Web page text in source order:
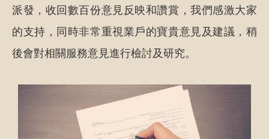
派發，收回數百份意見反映和讚賞，我們感激大家
的支持，同時非常重視業戶的寶貴意見及建議，稍
後會對相關服務意見進行檢討及研究。